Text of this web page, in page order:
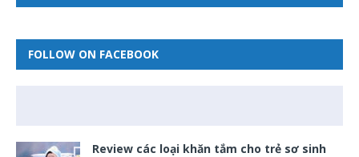
FOLLOW ON FACEBOOK
Review các loại khăn tắm cho trẻ sơ sinh